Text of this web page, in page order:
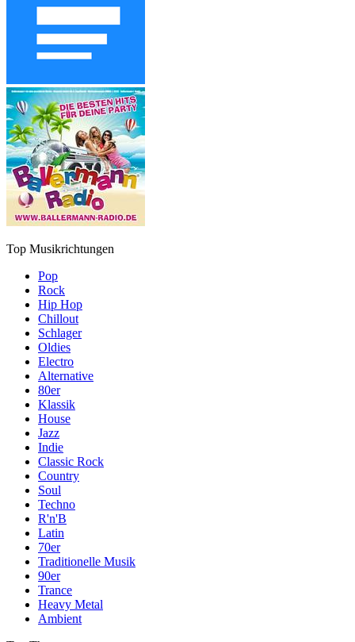
Top Musikrichtungen
Pop
Rock
Hip Hop
Chillout
Schlager
Oldies
Electro
Alternative
80er
Klassik
House
Jazz
Indie
Classic Rock
Country
Soul
Techno
R'n'B
Latin
70er
Traditionelle Musik
90er
Trance
Heavy Metal
Ambient